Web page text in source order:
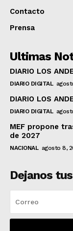
Contacto
Prensa
Ultimas
DIARIO LOS
DIARIO DIGITAL
DIARIO LOS
DIARIO DIGITAL
MEF propone
de 2027
NACIONAL agosto 8,
Dejanos